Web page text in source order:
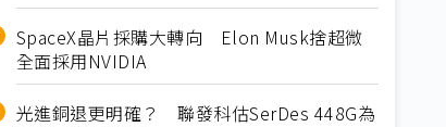
SpaceX晶片採購大轉向 Elon Musk捨超微
全面採用NVIDIA
光進銅退更明確？ 聯發科估SerDes 448G為